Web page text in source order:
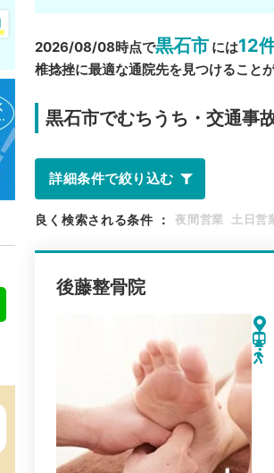
2026/08/08時点で黒石市 には12
椎捻挫に最適な通院先を見つけることが
黒石市でむちうち・交通事
詳細条件で絞り込む
良く検索される条件 ： 夜間営業 土日営
後藤整骨院